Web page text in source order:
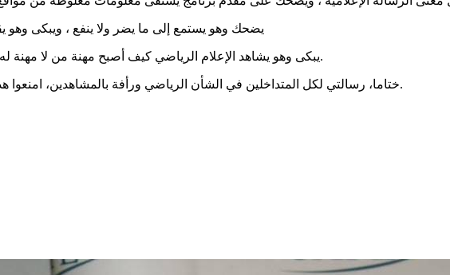
يضحك وهو يستمع إلى ما يضر ولا ينفع ، ويبكى
يبكى وهو يشاهد الإعلام الرياضي كيف أصبح مهنة من لا مهنة له، والوسيلة الأسرع للشهرة أو الاستمرار فى طريقها.
ختاما، رسالتي لكل المتداخلين في الشأن الرياضي ورأفة بالمشاهدين، امنعوا هذه المهازل، ضعوا شروط لمقدمي البرامج الرياضية.